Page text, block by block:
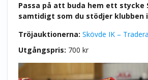
Passa på att buda hem ett stycke
samtidigt som du stödjer klubben
Tröjauktionerna: Skövde IK – Tradera
Utgångspris: 700 kr